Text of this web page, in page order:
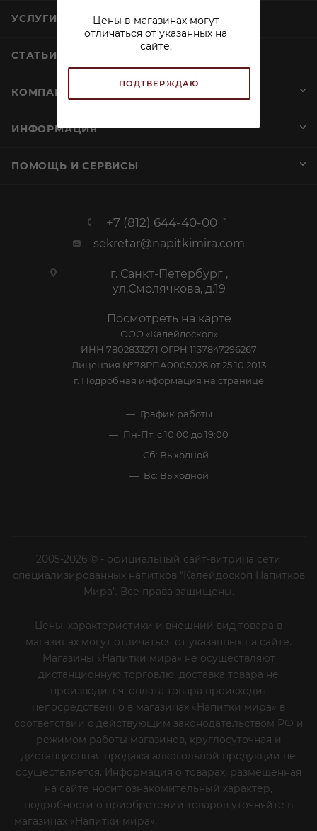
Цены в магазинах могут
отличаться от указанных на
сайте.
ПОДТВЕРЖДАЮ
УСЛУГИ
СТАТЬИ
КОМПАНИЯ
ИНФОРМАЦИЯ
ПОМОЩЬ И СЕРВИСЫ
+7 (812) 644-40-00
sekretar@napitkimira.com
г. Санкт-Петербург ,
ул.Смолячкова, д.19
Посмотреть на карте
ООО «Калейдоскоп»
ИНН 7802833271 ОГРН 1137847296267
Лицензия №78РПА0005028 от 25.10.2013
г. Подробная информация на странице
График работы
Пн-Пт: с 10:00 до 19:00
Сб: Выходной
Вс: Выходной
2005-2026 © - официальный сайт-витрина сети
специализированных напитков "Калейдоскоп Напитков
Мира". Все права защищены.
Цены, характеристики и внешний вид товара в
магазинах могут отличаться от указанных на сайте.
Магазины «Напитки мира» не осуществляют
дистанционную торговлю, доставка товара не
производится, оплата товара происходит
непосредственно в магазинах «Напитки мира» в
соответствии с действующим законодательством РФ и
режимом работы магазинов, круглосуточная и
дистанционная продажа алкогольной продукции не
осуществляется. Информация о товарах, размещенная
на сайте носит ознакомительный характер,
подробности о приобретении товаров уточняйте в
магазинах «Напитки мира».